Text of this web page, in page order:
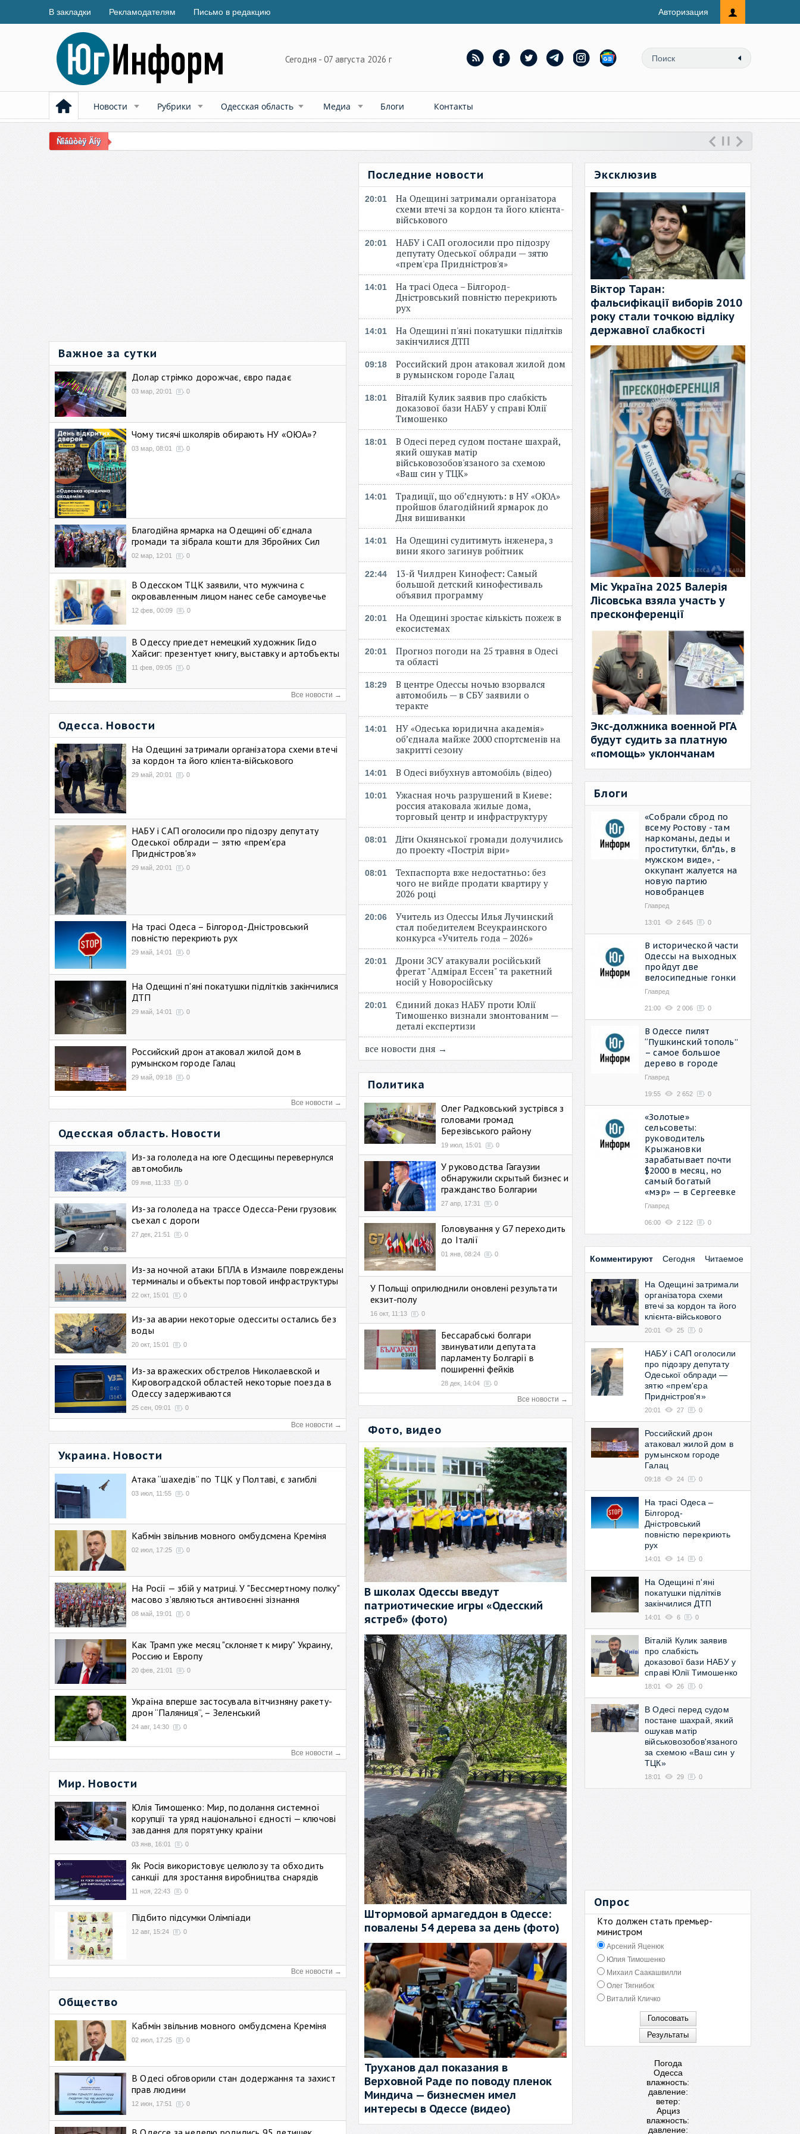
В закладки Рекламодателям Письмо в редакцию Авторизация
Сегодня - 07 августа 2026 г
Новости Рубрики Одесская область Медиа Блоги Контакты
Ñîáûòèÿ Äíÿ
Важное за сутки
Долар стрімко дорожчає, євро падає
03 мар, 20:01 0
Чому тисячі школярів обирають НУ «ОЮА»?
03 мар, 08:01 0
Благодійна ярмарка на Одещині об’єднала
громади та зібрала кошти для Збройних Сил
02 мар, 12:01 0
В Одесском ТЦК заявили, что мужчина с
окровавленным лицом нанес себе самоувечье
12 фев, 00:09 0
В Одессу приедет немецкий художник Гидо
Хайсиг: презентует книгу, выставку и артобъекты
11 фев, 09:05 0
Все новости →
Одесса. Новости
На Одещині затримали організатора схеми втечі
за кордон та його клієнта-військового
29 май, 20:01 0
НАБУ і САП оголосили про підозру депутату
Одеської облради — зятю «прем'єра
Придністров'я»
29 май, 20:01 0
На трасі Одеса – Білгород-Дністровський
повністю перекриють рух
29 май, 14:01 0
На Одещині п'яні покатушки підлітків закінчилися
ДТП
29 май, 14:01 0
Российский дрон атаковал жилой дом в
румынском городе Галац
29 май, 09:18 0
Все новости →
Одесская область. Новости
Из-за гололеда на юге Одесщины перевернулся
автомобиль
09 янв, 11:33 0
Из-за гололеда на трассе Одесса-Рени грузовик
съехал с дороги
27 дек, 21:51 0
Из-за ночной атаки БПЛА в Измаиле повреждены
терминалы и объекты портовой инфраструктуры
22 окт, 15:01 0
Из-за аварии некоторые одесситы остались без
воды
20 окт, 15:01 0
Из-за вражеских обстрелов Николаевской и
Кировоградской областей некоторые поезда в
Одессу задерживаются
25 сен, 09:01 0
Все новости →
Украина. Новости
Атака “шахедів” по ТЦК у Полтаві, є загиблі
03 июл, 11:55 0
Кабмін звільнив мовного омбудсмена Креміня
02 июл, 17:25 0
На Росії — збій у матриці. У "Бессмертному полку"
масово зʼявляються антивоєнні зізнання
08 май, 19:01 0
Как Трамп уже месяц "склоняет к миру" Украину,
Россию и Европу
20 фев, 21:01 0
Україна вперше застосувала вітчизняну ракету-
дрон “Паляниця”, – Зеленський
24 авг, 14:30 0
Все новости →
Мир. Новости
Юлія Тимошенко: Мир, подолання системної
корупції та уряд національної єдності — ключові
завдання для порятунку країни
03 янв, 16:01 0
Як Росія використовує целюлозу та обходить
санкції для зростання виробництва снарядів
11 ноя, 22:43 0
Підбито підсумки Олімпіади
12 авг, 15:24 0
Все новости →
Общество
Кабмін звільнив мовного омбудсмена Креміня
02 июл, 17:25 0
В Одесі обговорили стан додержання та захист
прав людини
12 июн, 17:51 0
Последние новости
20:01
На Одещині затримали організатора
схеми втечі за кордон та його клієнта-
військового
20:01
НАБУ і САП оголосили про підозру
депутату Одеської облради — зятю
«прем'єра Придністров'я»
14:01
На трасі Одеса – Білгород-
Дністровський повністю перекриють
рух
14:01
На Одещині п'яні покатушки підлітків
закінчилися ДТП
09:18
Российский дрон атаковал жилой дом
в румынском городе Галац
18:01
Віталій Кулик заявив про слабкість
доказової бази НАБУ у справі Юлії
Тимошенко
18:01
В Одесі перед судом постане шахрай,
який ошукав матір
військовозобов'язаного за схемою
«Ваш син у ТЦК»
14:01
Традиції, що об’єднують: в НУ «ОЮА»
пройшов благодійний ярмарок до
Дня вишиванки
14:01
На Одещині судитимуть інженера, з
вини якого загинув робітник
22:44
13-й Чилдрен Кинофест: Самый
большой детский кинофестиваль
объявил программу
20:01
На Одещині зростає кількість пожеж в
екосистемах
20:01
Прогноз погоди на 25 травня в Одесі
та області
18:29
В центре Одессы ночью взорвался
автомобиль — в СБУ заявили о
теракте
14:01
НУ «Одеська юридична академія»
об’єднала майже 2000 спортсменів на
закритті сезону
14:01 В Одесі вибухнув автомобіль (відео)
10:01
Ужасная ночь разрушений в Киеве:
россия атаковала жилые дома,
торговый центр и инфраструктуру
08:01
Діти Окнянської громади долучились
до проекту «Постріл віри»
08:01
Техпаспорта вже недостатньо: без
чого не вийде продати квартиру у
2026 році
20:06
Учитель из Одессы Илья Лучинский
стал победителем Всеукраинского
конкурса «Учитель года – 2026»
20:01
Дрони ЗСУ атакували російський
фрегат "Адмірал Ессен" та ракетний
носій у Новоросійську
20:01
Єдиний доказ НАБУ проти Юлії
Тимошенко визнали змонтованим —
деталі експертизи
все новости дня →
Политика
Олег Радковський зустрівся з
головами громад
Березівського району
19 июл, 15:01 0
У руководства Гагаузии
обнаружили скрытый бизнес и
гражданство Болгарии
27 апр, 17:31 0
Головування у G7 переходить
до Італії
01 янв, 08:24 0
У Польщі оприлюднили оновлені результати
екзит-полу
16 окт, 11:13 0
Бессарабські болгари
звинуватили депутата
парламенту Болгарії в
поширенні фейків
28 дек, 14:04 0
Все новости →
Фото, видео
В школах Одессы введут
патриотические игры «Одесский
ястреб» (фото)
Штормовой армагеддон в Одессе:
повалены 54 дерева за день (фото)
Труханов дал показания в
Верховной Раде по поводу пленок
Миндича — бизнесмен имел
интересы в Одессе (видео)
Эксклюзив
Віктор Таран:
фальсифікації виборів 2010
року стали точкою відліку
державної слабкості
Міс Україна 2025 Валерія
Лісовська взяла участь у
пресконференції
Экс-должника военной РГА
будут судить за платную
«помощь» уклончанам
Блоги
«Собрали сброд по
всему Ростову - там
наркоманы, деды и
проститутки, бл*дь, в
мужском виде», -
оккупант жалуется на
новую партию
новобранцев
Главред
13:01 2 645 0
В исторической части
Одессы на выходных
пройдут две
велосипедные гонки
Главред
21:00 2 006 0
В Одессе пилят
“Пушкинский тополь”
– самое большое
дерево в городе
Главред
19:55 2 652 0
«Золотые»
сельсоветы:
руководитель
Крыжановки
зарабатывает почти
$2000 в месяц, но
самый богатый
«мэр» — в Сергеевке
Главред
06:00 2 122 0
Комментируют Сегодня Читаемое
На Одещині затримали
організатора схеми
втечі за кордон та його
клієнта-військового
20:01 25 0
НАБУ і САП оголосили
про підозру депутату
Одеської облради —
зятю «прем'єра
Придністров'я»
20:01 27 0
Российский дрон
атаковал жилой дом в
румынском городе
Галац
09:18 24 0
На трасі Одеса –
Білгород-
Дністровський
повністю перекриють
рух
14:01 14 0
На Одещині п'яні
покатушки підлітків
закінчилися ДТП
14:01 6 0
Віталій Кулик заявив
про слабкість
доказової бази НАБУ у
справі Юлії Тимошенко
18:01 26 0
В Одесі перед судом
постане шахрай, який
ошукав матір
військовозобов'язаного
за схемою «Ваш син у
ТЦК»
18:01 29 0
Опрос
Кто должен стать премьер-
министром
Арсений Яценюк
Юлия Тимошенко
Михаил Саакашвилли
Олег Тягнибок
Виталий Кличко
Погода
Одесса
влажность:
давление:
ветер:
Арциз
влажность:
давление: